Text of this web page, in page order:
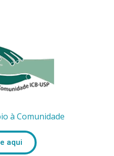
à Comunidade
aqui